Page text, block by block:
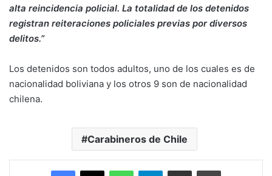
alta reincidencia policial. La totalidad de los detenidos
registran reiteraciones policiales previas por diversos
delitos.”
Los detenidos son todos adultos, uno de los cuales es de
nacionalidad boliviana y los otros 9 son de nacionalidad
chilena.
Carabineros de Chile
Facebook
X WhatsAppTelegramEnviar vía email Imprimir